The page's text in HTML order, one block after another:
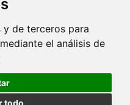
de terceros para
el análisis de
todo
en...
11. Planta 0 28029 Madrid